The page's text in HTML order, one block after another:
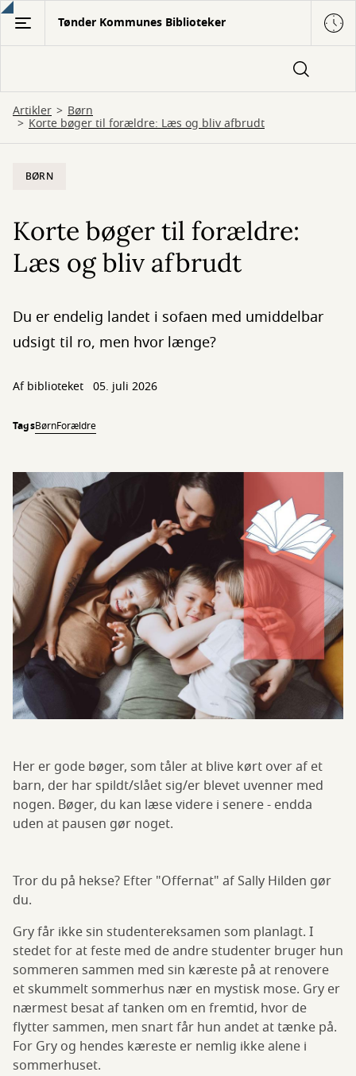
Gå
hovedindhold
Tønder Kommunes Biblioteker
Artikler Børn
Korte bøger til forældre: Læs og bliv afbrudt
BØRN
Korte bøger til forældre:
Læs og bliv afbrudt
Du er endelig landet i sofaen med umiddelbar
udsigt til ro, men hvor længe?
Af biblioteket 05. juli 2026
TagsBørnForældre
Her er gode bøger, som tåler at blive kørt over af et
barn, der har spildt/slået sig/er blevet uvenner med
nogen. Bøger, du kan læse videre i senere - endda
uden at pausen gør noget.
Tror du på hekse? Efter "Offernat" af Sally Hilden gør
du.
Gry får ikke sin studentereksamen som planlagt. I
stedet for at feste med de andre studenter bruger hun
sommeren sammen med sin kæreste på at renovere
et skummelt sommerhus nær en mystisk mose. Gry er
nærmest besat af tanken om en fremtid, hvor de
flytter sammen, men snart får hun andet at tænke på.
For Gry og hendes kæreste er nemlig ikke alene i
sommerhuset.